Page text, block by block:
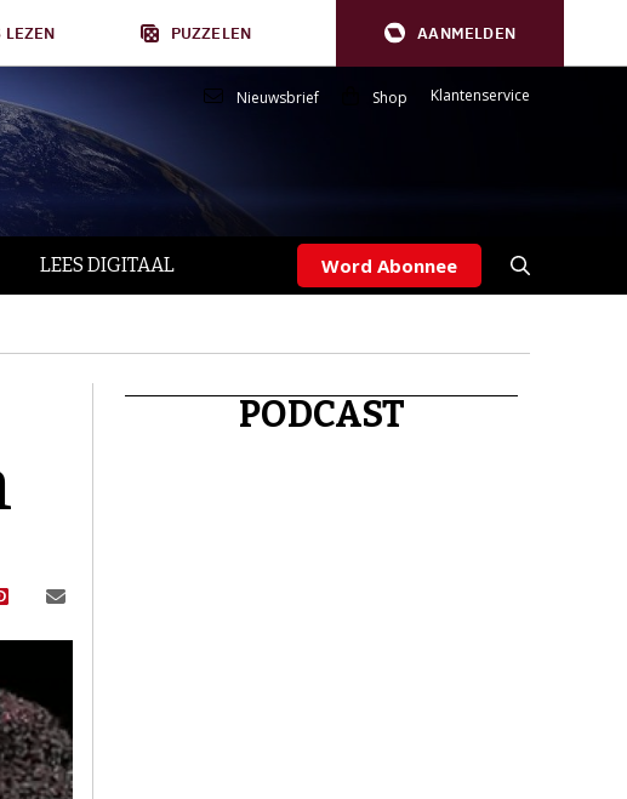
PUZZELEN AANMELDEN
Nieuwsbrief Shop Klantenservice
LEES DIGITAAL Word Abonnee
PODCAST